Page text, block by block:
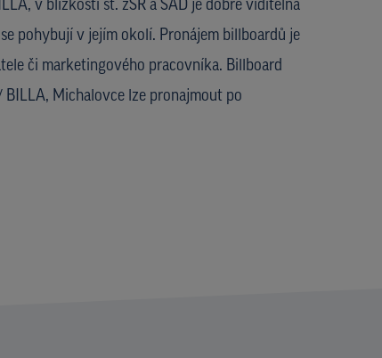
v blízkosti st. žSR a SAD je dobře viditelná
pohybují v jejím okolí. Pronájem billboardů je
či marketingového pracovníka. Billboard
Michalovce lze pronajmout po